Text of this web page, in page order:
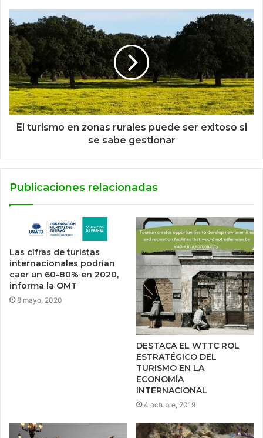
El turismo en zonas rurales puede ser exitoso si
se sabe gestionar
Publicaciones relacionadas
Las cifras de turistas
internacionales podrían
caer un 60-80% en 2020,
informa la OMT
8 mayo, 2020
DESTACA EL WTTC ROL
ESTRATÉGICO DEL
TURISMO EN LA
ECONOMÍA
INTERNACIONAL
4 octubre, 2019